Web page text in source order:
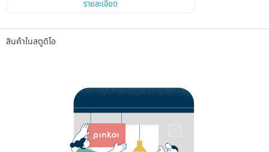
รายละเอียด
สินค้าในสตูดิโอ